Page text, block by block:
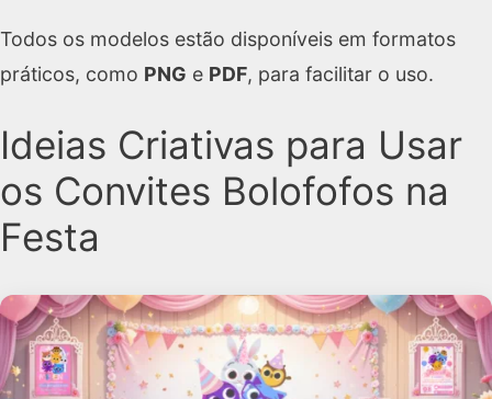
Todos os modelos estão disponíveis em formatos
práticos, como PNG e PDF, para facilitar o uso.
Ideias Criativas para Usar
os Convites Bolofofos na
Festa